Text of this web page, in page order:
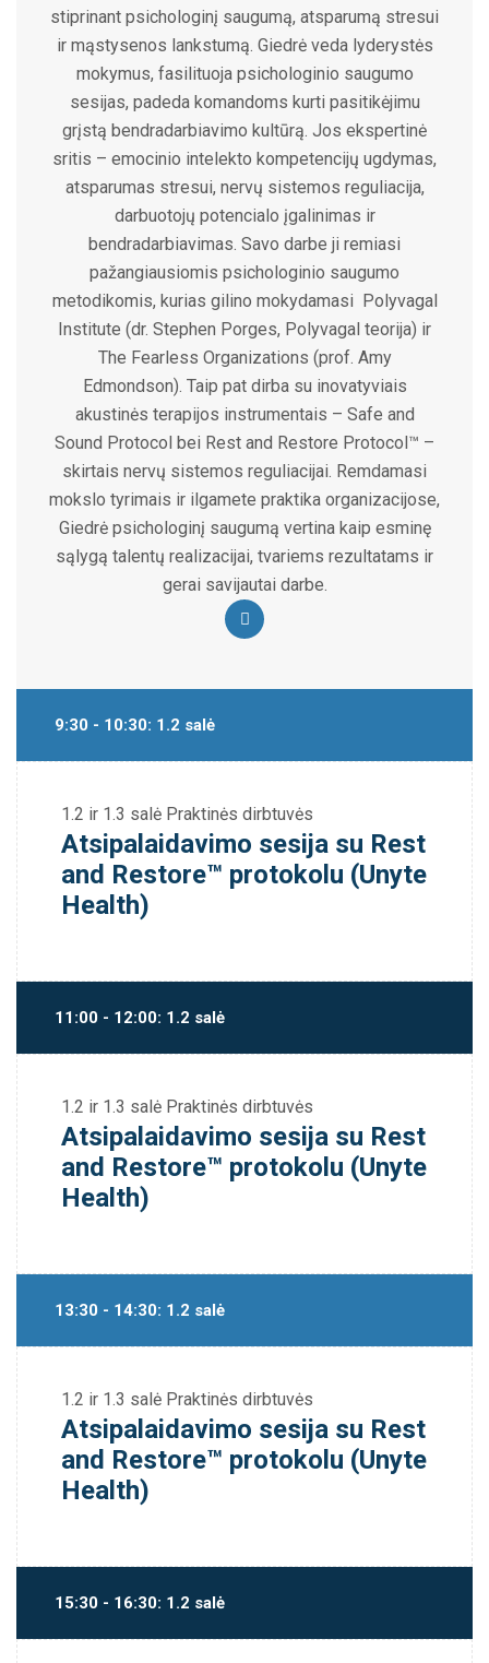
stiprinant psichologinį saugumą, atsparumą stresui
ir mąstysenos lankstumą. Giedrė veda lyderystės
mokymus, fasilituoja psichologinio saugumo
sesijas, padeda komandoms kurti pasitikėjimu
grįstą bendradarbiavimo kultūrą. Jos ekspertinė
sritis – emocinio intelekto kompetencijų ugdymas,
atsparumas stresui, nervų sistemos reguliacija,
darbuotojų potencialo įgalinimas ir
bendradarbiavimas. Savo darbe ji remiasi
pažangiausiomis psichologinio saugumo
metodikomis, kurias gilino mokydamasi Polyvagal
Institute (dr. Stephen Porges, Polyvagal teorija) ir
The Fearless Organizations (prof. Amy
Edmondson). Taip pat dirba su inovatyviais
akustinės terapijos instrumentais – Safe and
Sound Protocol bei Rest and Restore Protocol™ –
skirtais nervų sistemos reguliacijai. Remdamasi
mokslo tyrimais ir ilgamete praktika organizacijose,
Giedrė psichologinį saugumą vertina kaip esminę
sąlygą talentų realizacijai, tvariems rezultatams ir
gerai savijautai darbe.
9:30 - 10:30: 1.2 salė
1.2 ir 1.3 salė Praktinės dirbtuvės
Atsipalaidavimo sesija su Rest
and Restore™ protokolu (Unyte
Health)
11:00 - 12:00: 1.2 salė
1.2 ir 1.3 salė Praktinės dirbtuvės
Atsipalaidavimo sesija su Rest
and Restore™ protokolu (Unyte
Health)
13:30 - 14:30: 1.2 salė
1.2 ir 1.3 salė Praktinės dirbtuvės
Atsipalaidavimo sesija su Rest
and Restore™ protokolu (Unyte
Health)
15:30 - 16:30: 1.2 salė